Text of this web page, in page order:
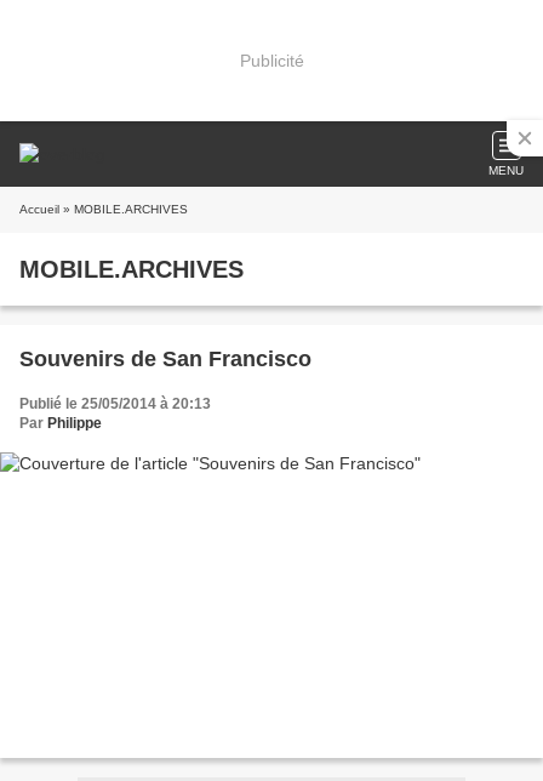
Publicité
MENU
Accueil » MOBILE.ARCHIVES
MOBILE.ARCHIVES
Souvenirs de San Francisco
Publié le 25/05/2014 à 20:13
Par Philippe